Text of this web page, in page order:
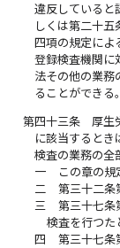
違反していると
しくは第二十
四項の規定によ
登録検査機関に
法その他の業務
ることができる。
第四十三条
厚生
に該当するとき
検査の業務の全
一
この章の規
二
第三十二条
三
第三十七条
検査を行つた
四
第三十七条